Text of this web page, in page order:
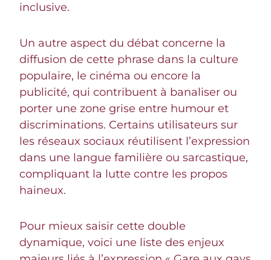
inclusive.
Un autre aspect du débat concerne la
diffusion de cette phrase dans la culture
populaire, le cinéma ou encore la
publicité, qui contribuent à banaliser ou
porter une zone grise entre humour et
discriminations. Certains utilisateurs sur
les réseaux sociaux réutilisent l’expression
dans une langue familière ou sarcastique,
compliquant la lutte contre les propos
haineux.
Pour mieux saisir cette double
dynamique, voici une liste des enjeux